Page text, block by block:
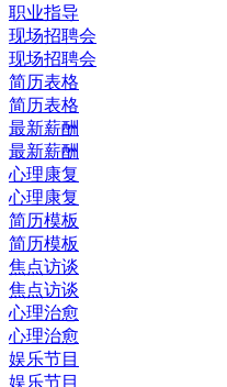
职业指导
现场招聘会
现场招聘会
简历表格
简历表格
最新薪酬
最新薪酬
心理康复
心理康复
简历模板
简历模板
焦点访谈
焦点访谈
心理治愈
心理治愈
娱乐节目
娱乐节目